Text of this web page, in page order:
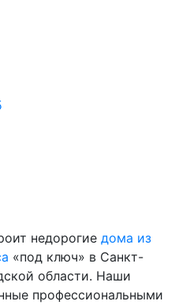
недорогие дома из
«под ключ» в Санкт-
области. Наши
профессиональными